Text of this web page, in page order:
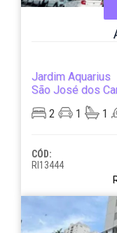
Jardim Aquarius
São José dos
2
1 1
CÓD:
RI13444